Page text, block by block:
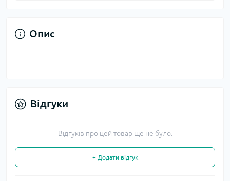
Опис
Відгуки
Відгуків про цей товар ще не було.
+ Додати відгук